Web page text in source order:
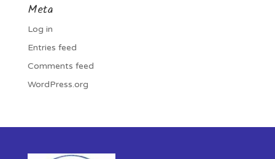
Meta
Log in
Entries feed
Comments feed
WordPress.org